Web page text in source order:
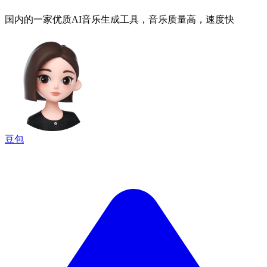
国内的一家优质AI音乐生成工具，音乐质量高，速度快
豆包